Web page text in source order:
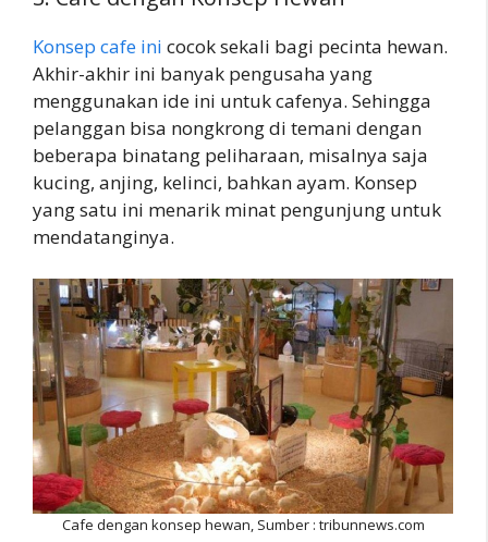
Konsep cafe ini cocok sekali bagi pecinta hewan.
Akhir-akhir ini banyak pengusaha yang
menggunakan ide ini untuk cafenya. Sehingga
pelanggan bisa nongkrong di temani dengan
beberapa binatang peliharaan, misalnya saja
kucing, anjing, kelinci, bahkan ayam. Konsep
yang satu ini menarik minat pengunjung untuk
mendatanginya.
Cafe dengan konsep hewan, Sumber : tribunnews.com